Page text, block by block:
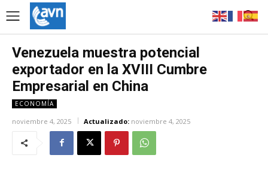
Venezuela muestra potencial
exportador en la XVIII Cumbre
Empresarial en China
ECONOMÍA
noviembre 4, 2025 Actualizado: noviembre 4, 2025